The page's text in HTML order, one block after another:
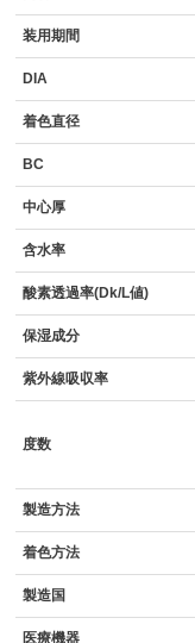
装用期間
DIA
着色直径
BC
中心厚
含水率
酸素透過率(Dk/L値)
保湿成分
紫外線吸収率
度数
製造方法
着色方法
製造国
医療機器